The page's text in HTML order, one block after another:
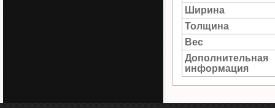
Ширина
Толщина
Вес
Дополнительная
информация